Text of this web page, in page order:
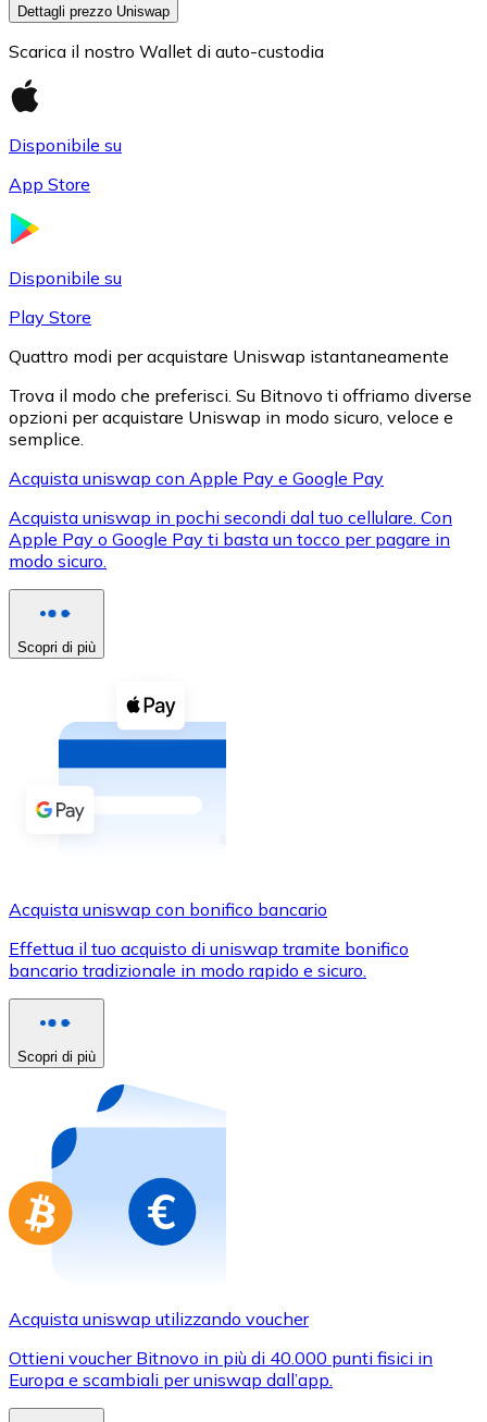
XRP
XRP
Vedi tutto
Buoni cripto
Acquista criptovalute in contanti e altri mezzi di
Acquista con contanti
Bonifico SEPA
Usa le carte Visa e Mastercard per acquistare
Acquista con carta
Acquista gift card dei tuoi marchi preferiti con
Vai al negozio di carte regalo
Dettagli prezzo Uniswap
Scarica il nostro Wallet di auto-custodia
Disponibile su
App Store
Disponibile su
Play Store
Quattro modi per acquistare Uniswap istantaneamente
Trova il modo che preferisci. Su Bitnovo ti offriamo diverse
opzioni per acquistare Uniswap in modo sicuro, veloce e
semplice.
Acquista uniswap con Apple Pay e Google Pay
Acquista uniswap in pochi secondi dal tuo cellulare. Con
Apple Pay o Google Pay ti basta un tocco per pagare in
modo sicuro.
Scopri di più
Acquista uniswap con bonifico bancario
Effettua il tuo acquisto di uniswap tramite bonifico
bancario tradizionale in modo rapido e sicuro.
Scopri di più
Acquista uniswap utilizzando voucher
Ottieni voucher Bitnovo in più di 40.000 punti fisici in
Europa e scambiali per uniswap dall’app.